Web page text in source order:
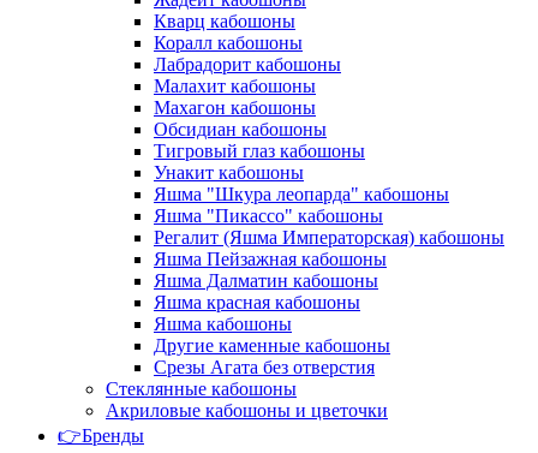
Кварц кабошоны
Коралл кабошоны
Лабрадорит кабошоны
Малахит кабошоны
Махагон кабошоны
Обсидиан кабошоны
Тигровый глаз кабошоны
Унакит кабошоны
Яшма "Шкура леопарда" кабошоны
Яшма "Пикассо" кабошоны
Регалит (Яшма Императорская) кабошоны
Яшма Пейзажная кабошоны
Яшма Далматин кабошоны
Яшма красная кабошоны
Яшма кабошоны
Другие каменные кабошоны
Срезы Агата без отверстия
Стеклянные кабошоны
Акриловые кабошоны и цветочки
👉Бренды